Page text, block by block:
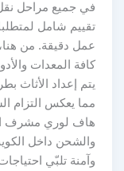
في جميع مراحل
تقييم شامل
عمل دقيقة. من
كافة المعدات
يتم إعداد الأثاث
مما يعكس التزام
هاف لوري مشرف
والشحن داخل
وآمنة تلبّي